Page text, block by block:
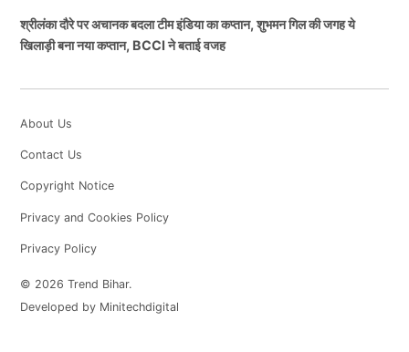
इसके बाद जब साल 2025 में मोहम्मद शमी (Mohammed
Shami) को वापसी करने का मौका मिला तो फैंस को लगा कि अब
नजर आने वाले हैं। लेकिन ऐसा कुछ नहीं हुआ चैपियंस ट्रॉफी के
बाद भारतीय टीम के चयनकर्ता लगातार खिलाड़ी को नंजरअंदाज
फैंस का कहना है कि उनक टीम में वापसी न होने का सबसे बड़ा
कारण भारतीय टीम के चयनकर्ता अजीत अगरकर है। इसी बीत
अजीतअगकर का एक वीडियों भी सोशल मीडिया पर काफी से
हैं।
श्रीलंका दौरे पर अचानक बदला टीम इंडिया का कप्तान, शुभमन गिल की जगह ये
खिलाड़ी बना नया कप्तान, BCCI ने बताई वजह
About Us
Contact Us
Copyright Notice
Privacy and Cookies Policy
Privacy Policy
© 2026 Trend Bihar.
Developed by Minitechdigital